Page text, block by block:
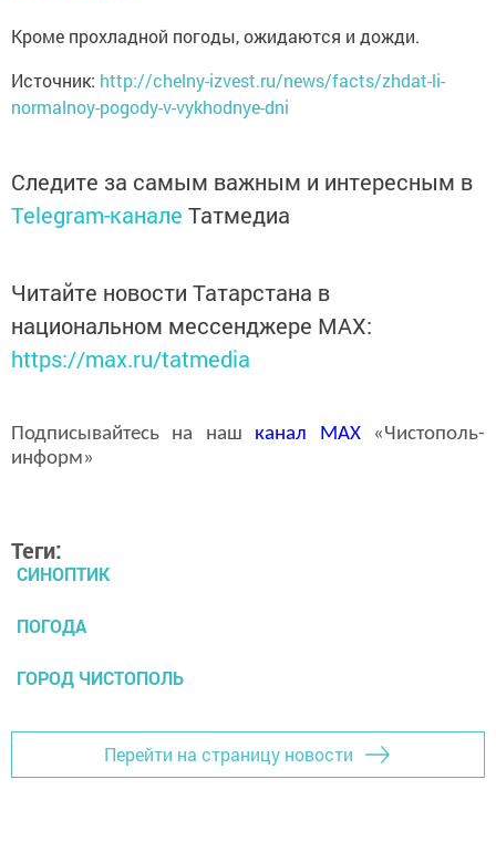
Кроме прохладной погоды, ожидаются и дожди.
Источник: http://chelny-izvest.ru/news/facts/zhdat-li-
normalnoy-pogody-v-vykhodnye-dni
Следите за самым важным и интересным в
Telegram-канале Татмедиа
Читайте новости Татарстана в
национальном мессенджере MАХ:
https://max.ru/tatmedia
Подписывайтесь на наш канал MAX«Чистополь-
информ»
Теги:
СИНОПТИК
ПОГОДА
ГОРОД ЧИСТОПОЛЬ
Перейти на страницу новости